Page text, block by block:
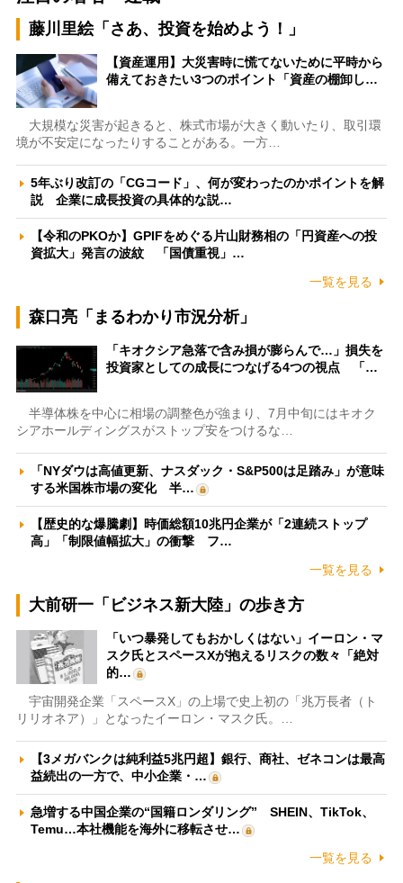
藤川里絵「さあ、投資を始めよう！」
【資産運用】大災害時に慌てないために平時から
備えておきたい3つのポイント「資産の棚卸し…
大規模な災害が起きると、株式市場が大きく動いたり、取引環
境が不安定になったりすることがある。一方…
5年ぶり改訂の「CGコード」、何が変わったのかポイントを解
説 企業に成長投資の具体的な説…
【令和のPKOか】GPIFをめぐる片山財務相の「円資産への投
資拡大」発言の波紋 「国債重視」…
一覧を見る
森口亮「まるわかり市況分析」
「キオクシア急落で含み損が膨らんで…」損失を
投資家としての成長につなげる4つの視点 「…
半導体株を中心に相場の調整色が強まり、7月中旬にはキオク
シアホールディングスがストップ安をつけるな…
「NYダウは高値更新、ナスダック・S&P500は足踏み」が意味
する米国株市場の変化 半…
【歴史的な爆騰劇】時価総額10兆円企業が「2連続ストップ
高」「制限値幅拡大」の衝撃 フ…
一覧を見る
大前研一「ビジネス新大陸」の歩き方
「いつ暴発してもおかしくはない」イーロン・マ
スク氏とスペースXが抱えるリスクの数々「絶対
的…
宇宙開発企業「スペースX」の上場で史上初の「兆万長者（ト
リリオネア）」となったイーロン・マスク氏。…
【3メガバンクは純利益5兆円超】銀行、商社、ゼネコンは最高
益続出の一方で、中小企業・…
急増する中国企業の“国籍ロンダリング” SHEIN、TikTok、
Temu…本社機能を海外に移転させ…
一覧を見る